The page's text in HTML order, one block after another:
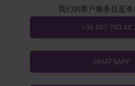
我们的客户服务总是准
+38 057 760 48
WHATSAPP